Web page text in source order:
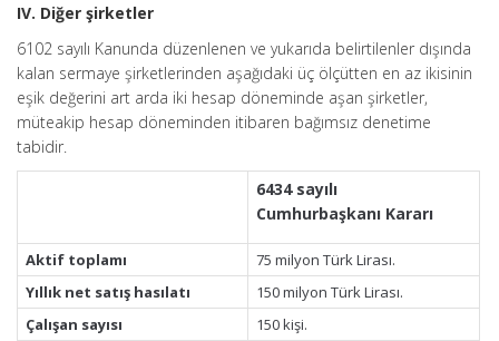
IV. Diğer şirketler
6102 sayılı Kanunda düzenlenen ve yukarıda belirtilenler dışında
kalan sermaye şirketlerinden aşağıdaki üç ölçütten en az ikisinin
eşik değerini art arda iki hesap döneminde aşan şirketler,
müteakip hesap döneminden itibaren bağımsız denetime
tabidir.
6434 sayılı
Cumhurbaşkanı Kararı
Aktif toplamı
75 milyon Türk Lirası.
Yıllık net satış hasılatı
150 milyon Türk Lirası.
Çalışan sayısı
150 kişi.